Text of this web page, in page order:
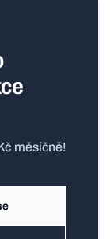
měsíčně!